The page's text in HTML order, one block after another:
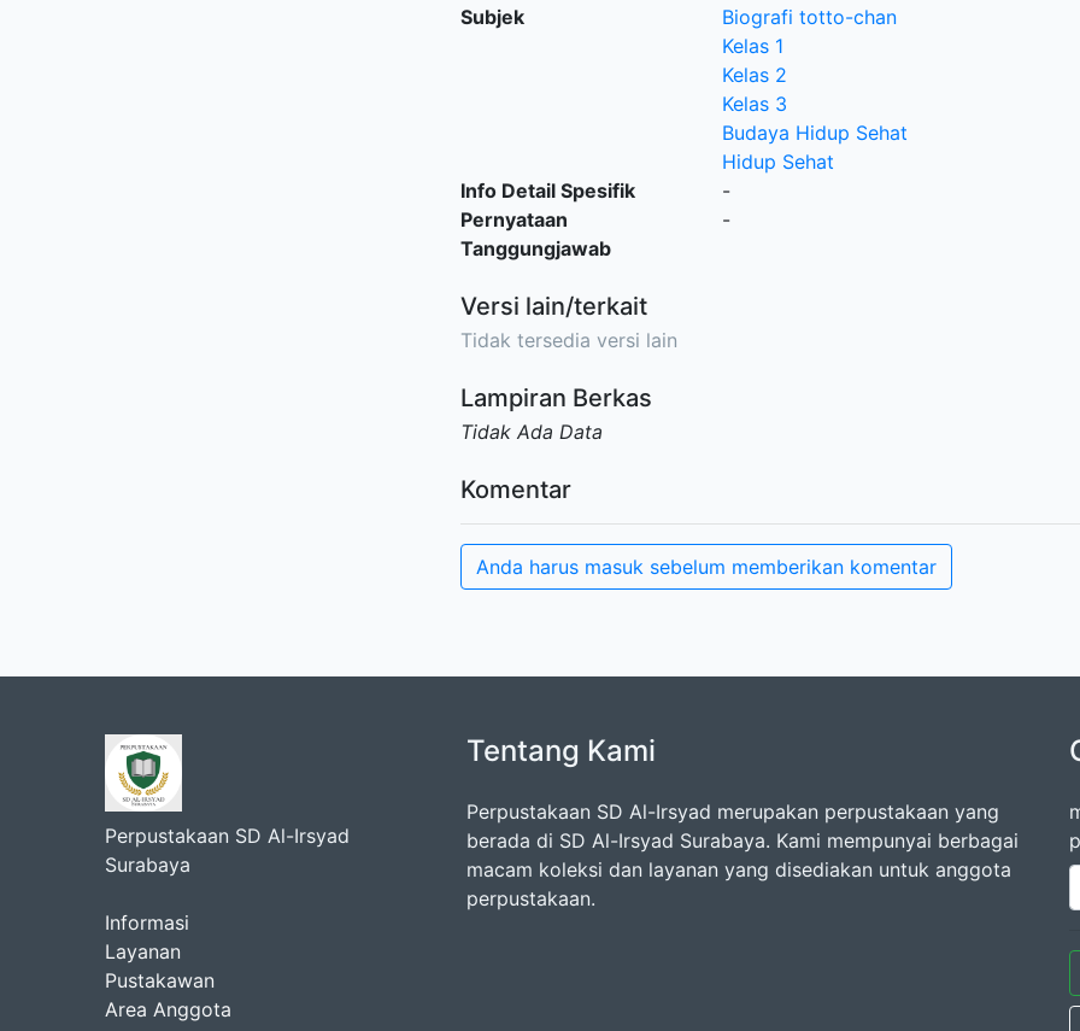
Subjek
Biografi totto-chan
Kelas 1
Kelas 2
Kelas 3
Budaya Hidup Sehat
Hidup Sehat
Info Detail Spesifik
-
Pernyataan
Tanggungjawab
-
Versi lain/terkait
Tidak tersedia versi lain
Lampiran Berkas
Tidak Ada Data
Komentar
Anda harus masuk sebelum memberikan komentar
Perpustakaan SD Al-Irsyad
Surabaya
Informasi
Layanan
Pustakawan
Area Anggota
Tentang Kami
Perpustakaan SD Al-Irsyad merupakan perpustakaan yang
berada di SD Al-Irsyad Surabaya. Kami mempunyai berbagai
macam koleksi dan layanan yang disediakan untuk anggota
perpustakaan.